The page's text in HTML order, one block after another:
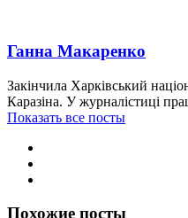
Ганна Макаренко
Закінчила Харківський
Каразіна. У журналістиці
Показать все посты
Похожие посты